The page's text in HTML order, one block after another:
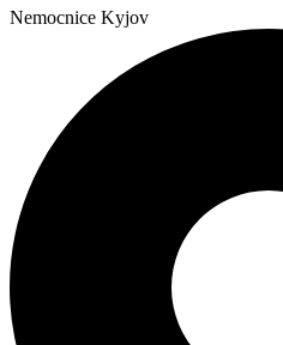
Nemocnice Kyjov